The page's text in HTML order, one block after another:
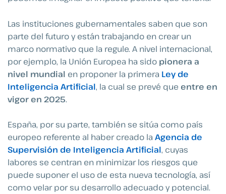
Las instituciones gubernamentales saben que son
parte del futuro y están trabajando en crear un
marco normativo que la regule. A nivel internacional,
por ejemplo, la Unión Europea ha sido pionera a
nivel mundial en proponer la primera Ley de
Inteligencia Artificial, la cual se prevé que entre en
vigor en 2025.
España, por su parte, también se sitúa como país
europeo referente al haber creado la Agencia de
Supervisión de Inteligencia Artificial, cuyas
labores se centran en minimizar los riesgos que
puede suponer el uso de esta nueva tecnología, así
como velar por su desarrollo adecuado y potencial.